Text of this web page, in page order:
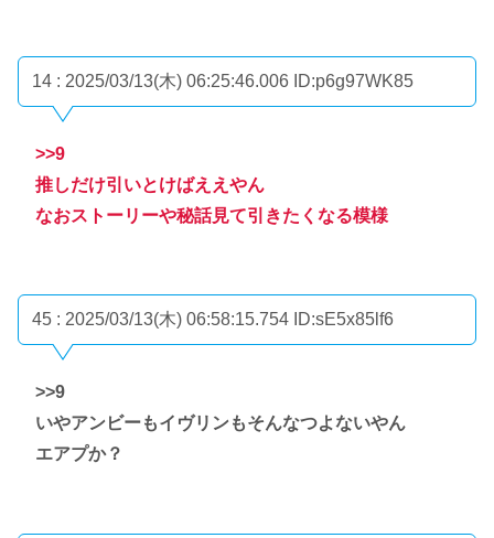
14 : 2025/03/13(木) 06:25:46.006 ID:p6g97WK85
>>9
推しだけ引いとけばええやん
なおストーリーや秘話見て引きたくなる模様
45 : 2025/03/13(木) 06:58:15.754 ID:sE5x85lf6
>>9
いやアンビーもイヴリンもそんなつよないやん
エアプか？